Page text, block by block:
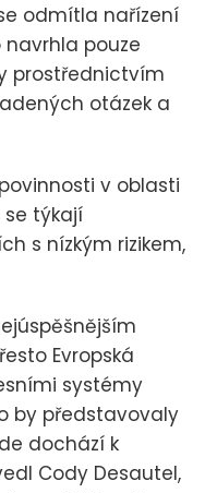
odmítla nařízení
pouze
prostřednictvím
otázek a
v oblasti
se týkají
s nízkým rizikem,
Evropská
systémy
by představovaly
dochází k
Cody Desautel,